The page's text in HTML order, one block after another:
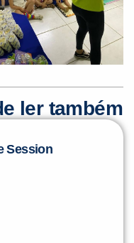
ler também
Session